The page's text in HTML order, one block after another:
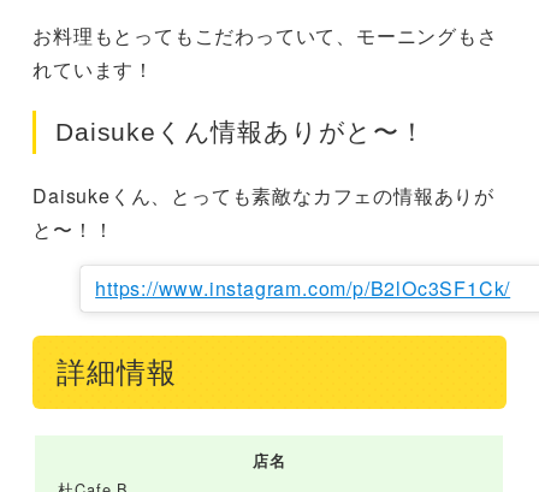
お料理もとってもこだわっていて、モーニングもさ
れています！
Daisukeくん情報ありがと〜！
Daisukeくん、とっても素敵なカフェの情報ありが
と〜！！
https://www.instagram.com/p/B2lOc3SF1Ck/
詳細情報
店名